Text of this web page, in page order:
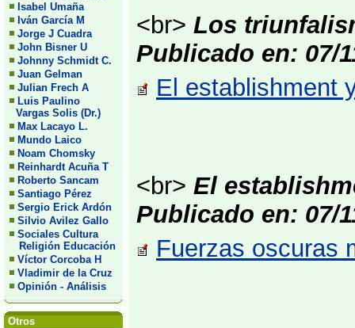
Isabel Umaña
Iván García M
Jorge J Cuadra
John Bisner U
Johnny Schmidt C.
Juan Gelman
Julian Frech A
Luis Paulino
Vargas Solis (Dr.)
Max Lacayo L.
Mundo Laico
Noam Chomsky
Reinhardt Acuña T
Roberto Sancam
Santiago Pérez
Sergio Erick Ardón
Silvio Avilez Gallo
Sociales Cultura
Religión Educación
Víctor Corcoba H
Vladimir de la Cruz
Opinión - Análisis
Otros
<br> Los
Publicado en: 07/
El establishment
<br> El
Publicado en: 07/
Fuerzas oscuras